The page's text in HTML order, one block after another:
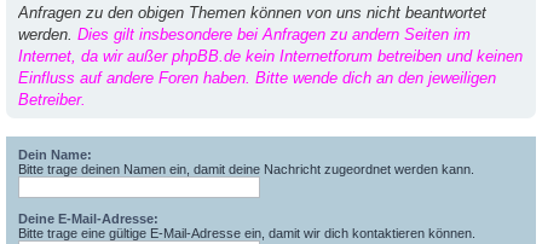
Anfragen zu den obigen Themen können von uns nicht beantwortet
werden. Dies gilt insbesondere bei Anfragen zu andern Seiten im
Internet, da wir außer phpBB.de kein Internetforum betreiben und keinen
Einfluss auf andere Foren haben. Bitte wende dich an den jeweiligen
Betreiber.
Dein Name:
Bitte trage deinen Namen ein, damit deine Nachricht zugeordnet werden kann.
Deine E-Mail-Adresse:
Bitte trage eine gültige E-Mail-Adresse ein, damit wir dich kontaktieren können.